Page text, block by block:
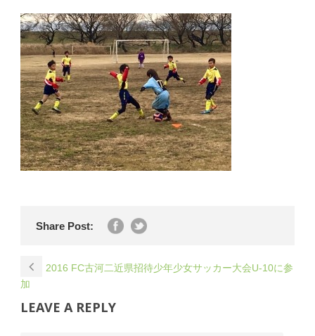
Share Post:
2016 FC古河二近県招待少年少女サッカー大会U-10に参
加
LEAVE A REPLY